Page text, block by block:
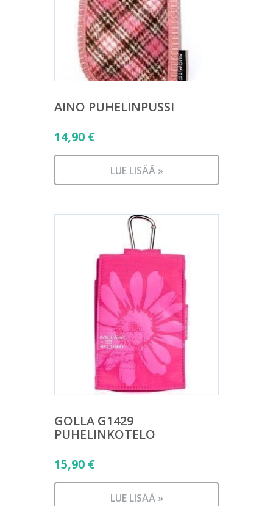
AINO PUHELINPUSSI
14,90 €
LUE LISÄÄ »
GOLLA G1429
PUHELINKOTELO
15,90 €
LUE LISÄÄ »